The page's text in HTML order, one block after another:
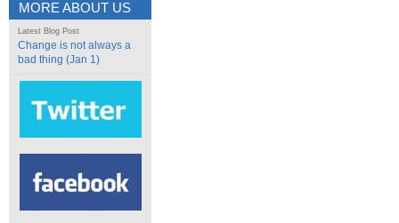
MORE ABOUT US
Latest Blog Post
Change is not always a
bad thing (Jan 1)